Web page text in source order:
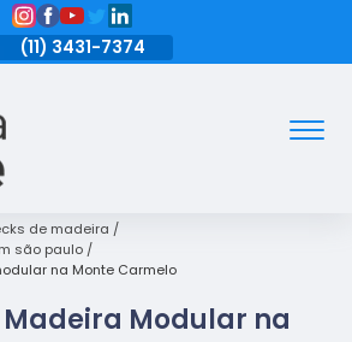
(11) 3431-7374
de madeira
são paulo
na Monte Carmelo
Madeira Modular na